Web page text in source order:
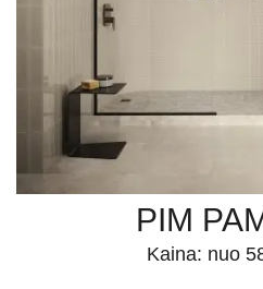
PIM
Kaina: nuo